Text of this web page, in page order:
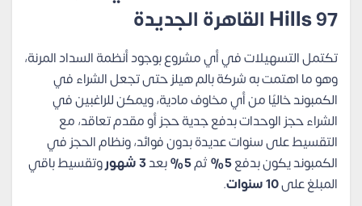
97 Hills القاهرة الجديدة
تكتمل التسهيلات في أي مشروع بوجود أنظمة السداد المرنة،
وهو ما اهتمت به شركة بالم هيلز حتى تجعل الشراء في
الكمبوند خاليًا من أي مخاوف مادية، ويمكن للراغبين في
الشراء حجز الوحدات بدفع جدية حجز أو مقدم تعاقد، مع
التقسيط على سنوات عديدة بدون فوائد، ونظام الحجز في
الكمبوند يكون بدفع5% ثم5% بعد3 شهور
وتقسيط باقي
المبلغ على10 سنوات .